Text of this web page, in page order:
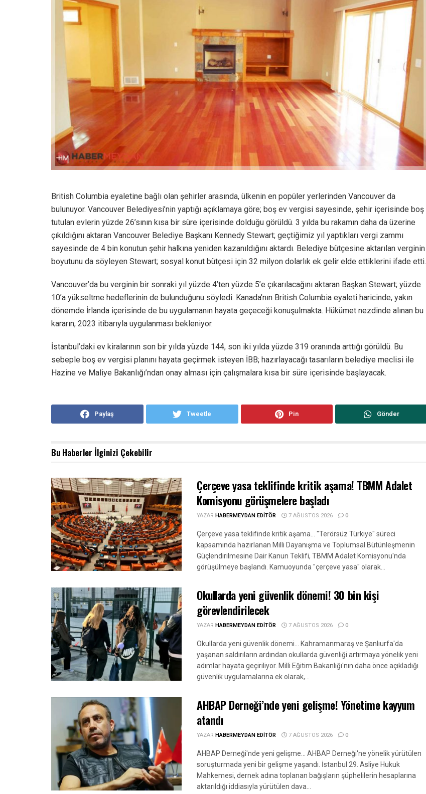
British Columbia eyaletine bağlı olan şehirler arasında, ülkenin en popüler yerlerinden Vancouver da
bulunuyor. Vancouver Belediyesi’nin yaptığı açıklamaya göre; boş ev vergisi sayesinde, şehir içerisinde boş
tutulan evlerin yüzde 26’sının kısa bir süre içerisinde dolduğu görüldü. 3 yılda bu rakamın daha da üzerine
çıkıldığını aktaran Vancouver Belediye Başkanı Kennedy Stewart; geçtiğimiz yıl yaptıkları vergi zammı
sayesinde de 4 bin konutun şehir halkına yeniden kazanıldığını aktardı. Belediye bütçesine aktarılan verginin
boyutunu da söyleyen Stewart; sosyal konut bütçesi için 32 milyon dolarlık ek gelir elde ettiklerini ifade etti.
Vancouver’da bu verginin bir sonraki yıl yüzde 4’ten yüzde 5’e çıkarılacağını aktaran Başkan Stewart; yüzde
10’a yükseltme hedeflerinin de bulunduğunu söyledi. Kanada’nın British Columbia eyaleti haricinde, yakın
dönemde İrlanda içerisinde de bu uygulamanın hayata geçeceği konuşulmakta. Hükümet nezdinde alınan bu
kararın, 2023 itibarıyla uygulanması bekleniyor.
İstanbul’daki ev kiralarının son bir yılda yüzde 144, son iki yılda yüzde 319 oranında arttığı görüldü. Bu
sebeple boş ev vergisi planını hayata geçirmek isteyen İBB; hazırlayacağı tasarıların belediye meclisi ile
Hazine ve Maliye Bakanlığı’ndan onay alması için çalışmalara kısa bir süre içerisinde başlayacak.
Paylaş Tweetle Pin Gönder
Bu Haberler İlginizi Çekebilir
Çerçeve yasa teklifinde kritik aşama! TBMM Adalet
Komisyonu görüşmelere başladı
YAZAR HABERMEYDAN EDITÖR 7 AĞUSTOS 2026 0
Çerçeve yasa teklifinde kritik aşama... "Terörsüz Türkiye" süreci
kapsamında hazırlanan Milli Dayanışma ve Toplumsal Bütünleşmenin
Güçlendirilmesine Dair Kanun Teklifi, TBMM Adalet Komisyonu'nda
görüşülmeye başlandı. Kamuoyunda "çerçeve yasa" olarak...
Okullarda yeni güvenlik dönemi! 30 bin kişi
görevlendirilecek
YAZAR HABERMEYDAN EDITÖR 7 AĞUSTOS 2026 0
Okullarda yeni güvenlik dönemi... Kahramanmaraş ve Şanlıurfa'da
yaşanan saldırıların ardından okullarda güvenliği artırmaya yönelik yeni
adımlar hayata geçiriliyor. Milli Eğitim Bakanlığı'nın daha önce açıkladığı
güvenlik uygulamalarına ek olarak,...
AHBAP Derneği’nde yeni gelişme! Yönetime kayyum
atandı
YAZAR HABERMEYDAN EDITÖR 7 AĞUSTOS 2026 0
AHBAP Derneği'nde yeni gelişme... AHBAP Derneği'ne yönelik yürütülen
soruşturmada yeni bir gelişme yaşandı. İstanbul 29. Asliye Hukuk
Mahkemesi, dernek adına toplanan bağışların şüphelilerin hesaplarına
aktarıldığı iddiasıyla yürütülen dava...